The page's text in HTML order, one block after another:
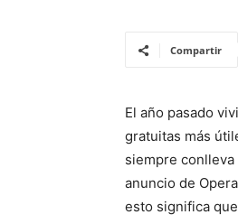
Compartir
El año pasado
gratuitas más
siempre
anuncio de
esto significa